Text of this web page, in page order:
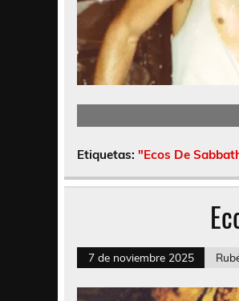
Etiquetas: "Ecos De
7 de noviembre 2025